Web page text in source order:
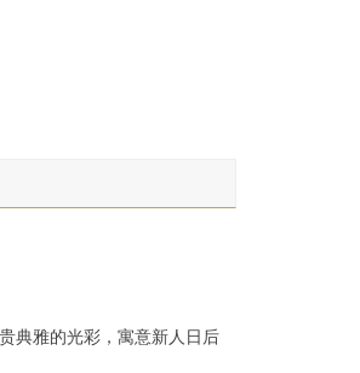
典雅的光彩，寓意新人日后